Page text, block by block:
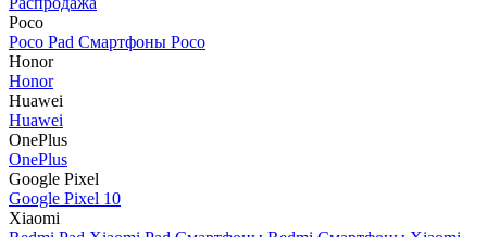
Poco
Poco Pad Смартфоны Poco
Honor
Honor
Huawei
Huawei
OnePlus
OnePlus
Google Pixel
Google Pixel 10
Xiaomi